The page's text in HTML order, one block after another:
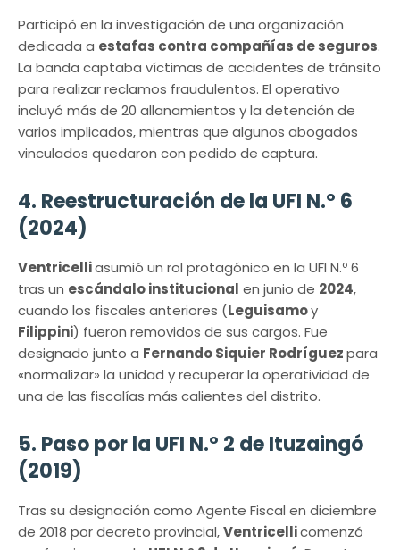
Participó en la investigación de una organización
dedicada a estafas contra compañías de seguros.
La banda captaba víctimas de accidentes de tránsito
para realizar reclamos fraudulentos. El operativo
incluyó más de 20 allanamientos y la detención de
varios implicados, mientras que algunos abogados
vinculados quedaron con pedido de captura.
4. Reestructuración de la UFI N.º 6
(2024)
Ventricelliasumió un rol protagónico en la UFI N.º 6
tras un escándalo institucional en junio de 2024,
cuando los fiscales anteriores (Leguisamoy
Filippini) fueron removidos de sus cargos. Fue
designado junto a Fernando Siquier Rodríguezpara
«normalizar» la unidad y recuperar la operatividad de
una de las fiscalías más calientes del distrito.
5. Paso por la UFI N.º 2 de Ituzaingó
(2019)
Tras su designación como Agente Fiscal en diciembre
de 2018 por decreto provincial,Ventricellicomenzó